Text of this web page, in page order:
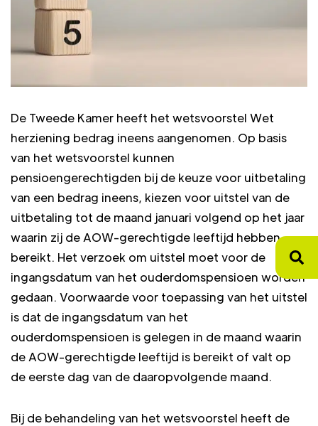
De Tweede Kamer heeft het wetsvoorstel Wet
herziening bedrag ineens aangenomen. Op basis
van het wetsvoorstel kunnen
pensioengerechtigden bij de keuze voor uitbetaling
van een bedrag ineens, kiezen voor uitstel van de
uitbetaling tot de maand januari volgend op het jaar
waarin zij de AOW-gerechtigde leeftijd hebben
bereikt. Het verzoek om uitstel moet voor de
ingangsdatum van het ouderdomspensioen worden
gedaan. Voorwaarde voor toepassing van het uitstel
is dat de ingangsdatum van het
ouderdomspensioen is gelegen in de maand waarin
de AOW-gerechtigde leeftijd is bereikt of valt op
de eerste dag van de daaropvolgende maand.
Bij de behandeling van het wetsvoorstel heeft de